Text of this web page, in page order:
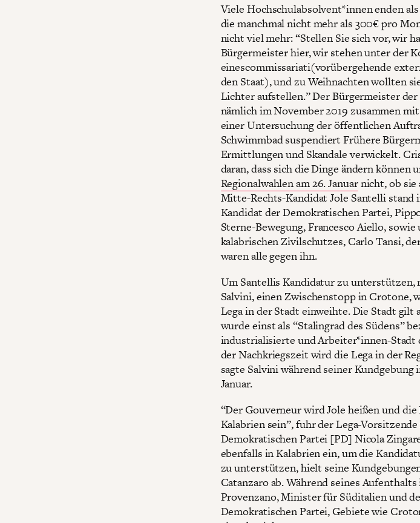
Viele Hochschulabsolvent*innen enden
die manchmal nicht mehr als 300€ pro
nicht viel mehr: “Stellen Sie sich vor, wir
Bürgermeister hier, wir stehen unter der
einescommissariati(vorübergehende
den Staat), und zu Weihnachten wollten
Lichter aufstellen.” Der Bürgermeister
nämlich im November 2019 zusammen
einer Untersuchung der öffentlichen
Schwimmbad suspendiert Frühere
Ermittlungen und Skandale verwickelt.
daran, dass sich die Dinge ändern können
Regionalwahlen am 26. Januarnicht, ob sie
Mitte-Rechts-Kandidat Jole Santelli stand
Kandidat der Demokratischen Partei,
Sterne-Bewegung, Francesco Aiello,
kalabrischen Zivilschutzes, Carlo Tansi,
waren alle gegen ihn.
Um Santellis Kandidatur zu unterstützen,
Salvini, einen Zwischenstopp in Crotone,
Lega in der Stadt einweihte. Die Stadt
wurde einst als “Stalingrad des Südens”
industrialisierte und Arbeiter*innen-Stadt
der Nachkriegszeit wird die Lega in der
sagte Salvini während seiner
Januar.
“Der Gouverneur wird Jole heißen und
Kalabrien sein”, fuhr der Lega-
Demokratischen Partei [PD] Nicola
ebenfalls in Kalabrien ein, um die
zu unterstützen, hielt seine
Catanzaro ab. Während seines
Provenzano, Minister für Süditalien und
Demokratischen Partei, Gebiete wie